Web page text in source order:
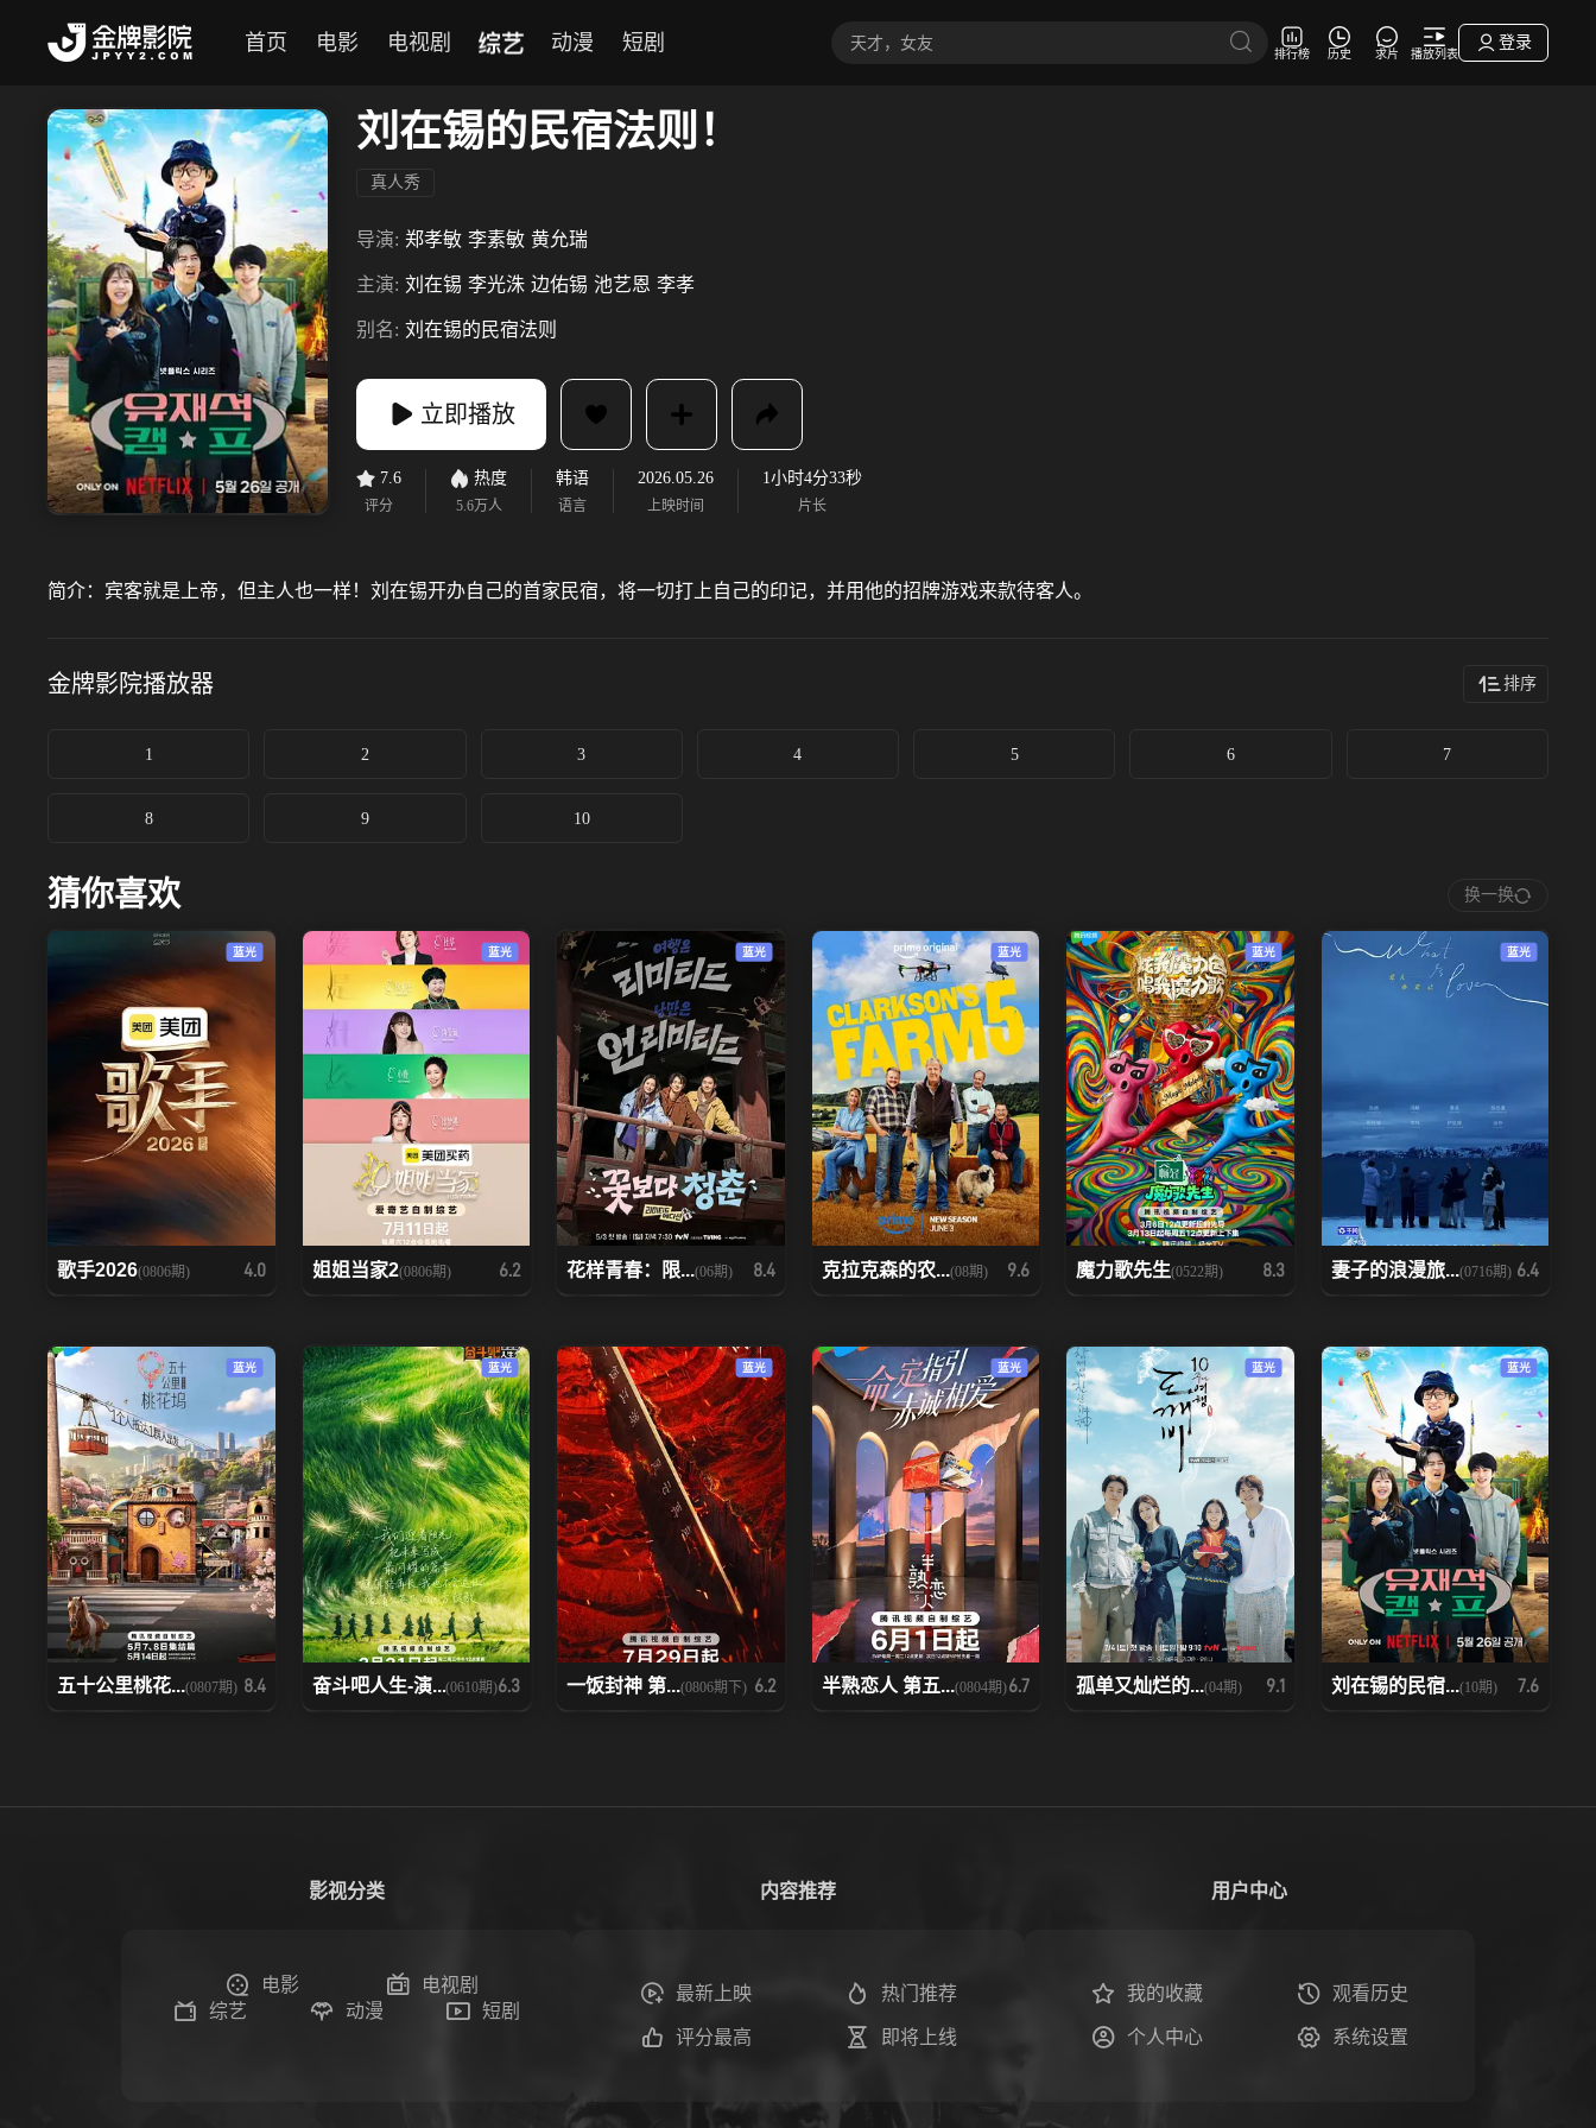
首页 电影 电视剧 综艺 动漫 短剧 排行榜 历史 求片 播放列表
登录
刘在锡的民宿法则！
真人秀
导演: 郑孝敏 李素敏 黄允瑞
主演: 刘在锡 李光洙 边佑锡 池艺恩 李孝
别名: 刘在锡的民宿法则
立即播放
7.6
评分
热度
5.6万人
韩语
语言
2026.05.26
上映时间
1小时4分33秒
片长
简介： 宾客就是上帝，但主人也一样！刘在锡开办自己的首家民宿，将一切打上自己的印记，并用他的招牌游戏来款待客人。
金牌影院播放器 排序
1 2 3 4 5 6 7
8 9 10
猜你喜欢 换一换
蓝光
歌手2026(0806期) 4.0
蓝光
姐姐当家2(0806期) 6.2
蓝光
花样青春：限...(06期) 8.4
蓝光
克拉克森的农...(08期) 9.6
蓝光
魔力歌先生(0522期) 8.3
蓝光
妻子的浪漫旅...(0716期) 6.4
蓝光
五十公里桃花...(0807期) 8.4
蓝光
奋斗吧人生-演...(0610期)6.3
蓝光
一饭封神 第...(0806期下) 6.2
蓝光
半熟恋人 第五...(0804期)6.7
蓝光
孤单又灿烂的...(04期) 9.1
蓝光
刘在锡的民宿...(10期) 7.6
影视分类
电影
电视剧
综艺
动漫 短剧
内容推荐
最新上映 热门推荐
评分最高 即将上线
用户中心
我的收藏 观看历史
个人中心 系统设置